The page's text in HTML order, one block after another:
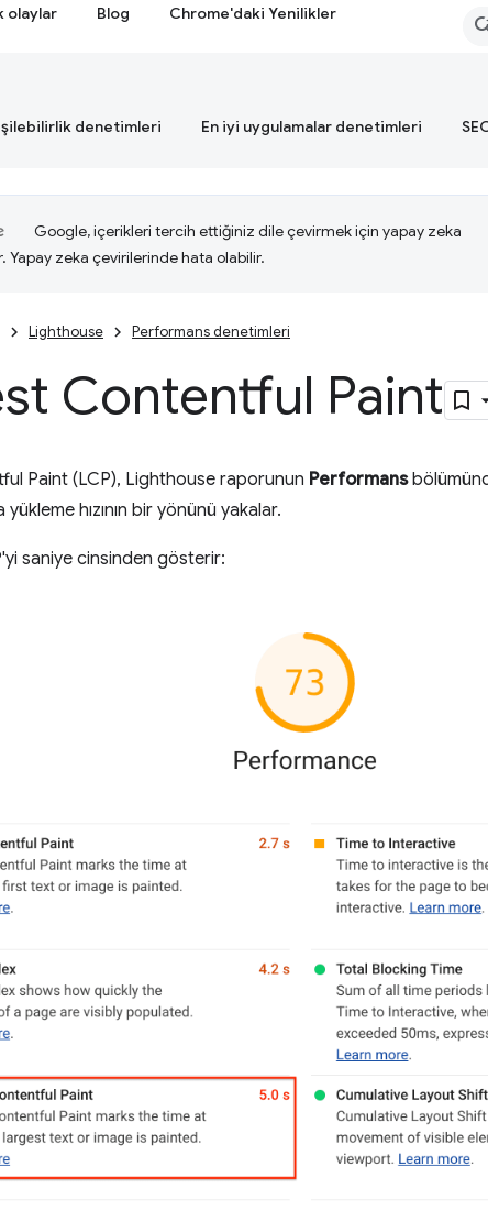
olaylar Blog Chrome'daki Yenilikler
denetimleri En iyi uygulamalar denetimleri
Google, içerikleri tercih ettiğiniz dile çevirmek için yapay zeka
Yapay zeka çevirilerinde hata olabilir.
Lighthouse Performans denetimleri
Contentful Paint
Paint (LCP), Lighthouse raporunun Performans
hızının bir yönünü yakalar.
saniye cinsinden gösterir: